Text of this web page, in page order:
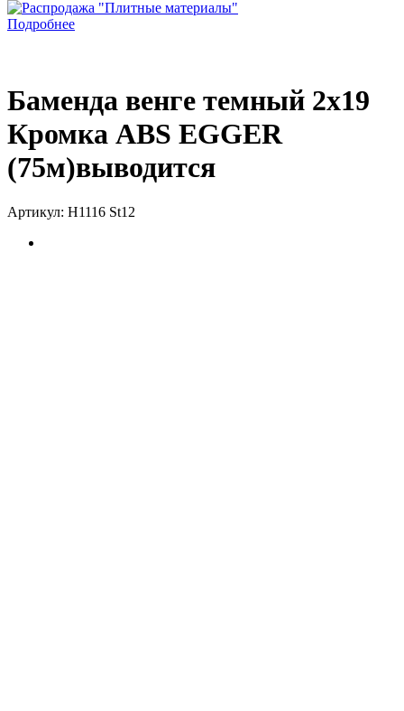
Подробнее
Баменда венге темный 2х19
Кромка ABS EGGER
(75м)выводится
Артикул: H1116 St12